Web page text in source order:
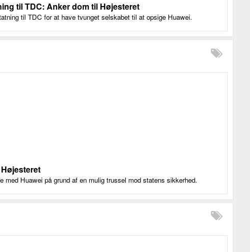
til TDC: Anker dom til Højesteret
til TDC for at have tvunget selskabet til at opsige Huawei.
med Huawei på grund af en mulig trussel mod statens sikkerhed.